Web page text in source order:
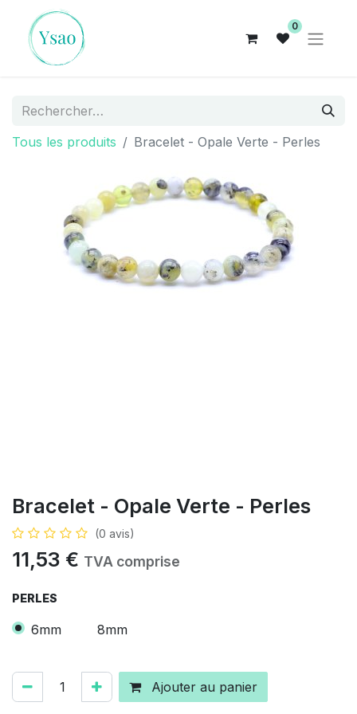
0
Tous les produits Bracelet - Opale Verte - Perles
Bracelet - Opale Verte - Perles
(0 avis)
11,53 € TVA comprise
PERLES
6mm 8mm
Ajouter au panier